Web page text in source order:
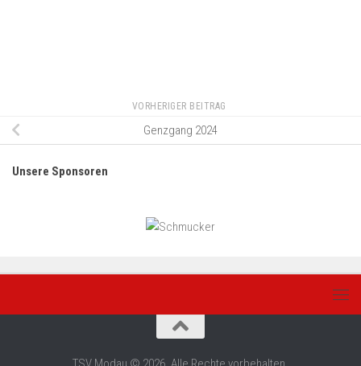
VORHERIGER BEITRAG
Genzgang 2024
Unsere Sponsoren